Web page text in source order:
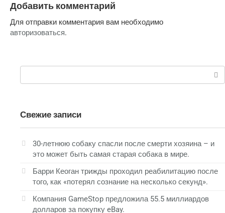
Добавить комментарий
Для отправки комментария вам необходимо
авторизоваться.
Поиск:
Свежие записи
30-летнюю собаку спасли после смерти хозяина – и
это может быть самая старая собака в мире.
Барри Кеоган трижды проходил реабилитацию после
того, как «потерял сознание на несколько секунд».
Компания GameStop предложила 55.5 миллиардов
долларов за покупку eBay.